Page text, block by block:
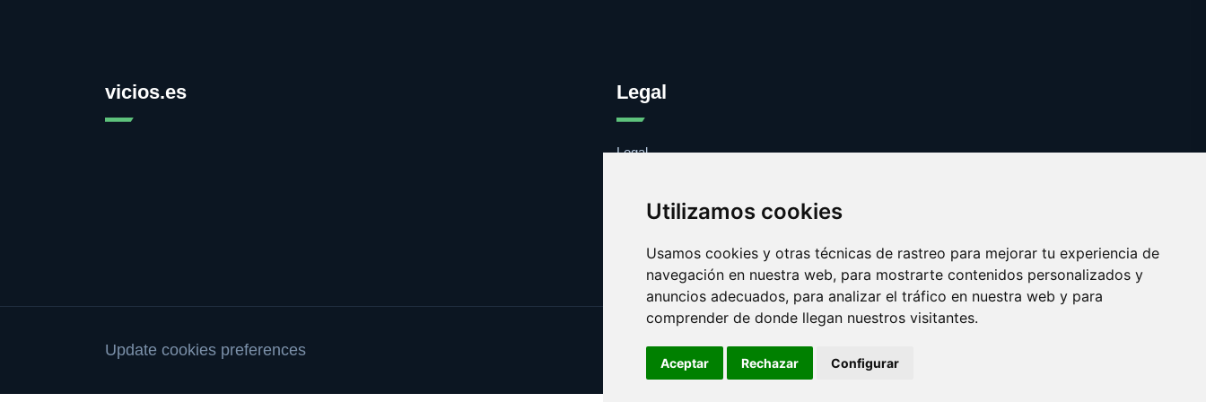
Utilizamos cookies
Usamos cookies y otras técnicas de rastreo para mejorar tu experiencia de
navegación en nuestra web, para mostrarte contenidos personalizados y
anuncios adecuados, para analizar el tráfico en nuestra web y para
comprender de donde llegan nuestros visitantes.
Aceptar Rechazar Configurar
vicios.es Legal
Legal
Contacto
Update cookies preferences